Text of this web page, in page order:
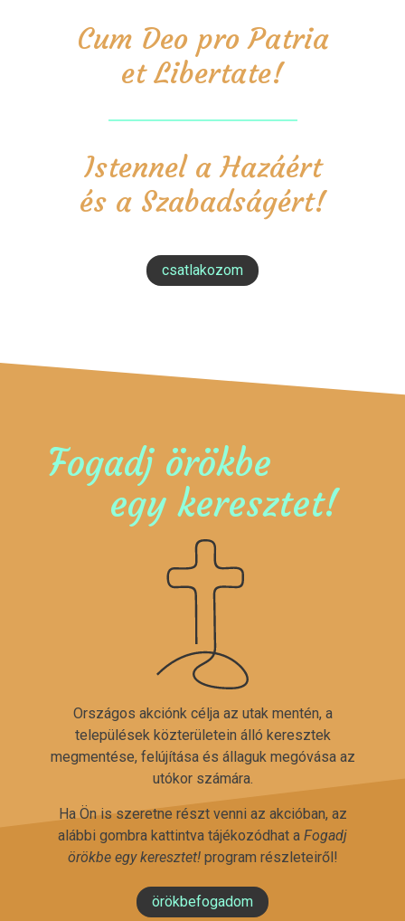
Cum Deo pro Patria
et Libertate!
Istennel a Hazáért
és a Szabadságért!
csatlakozom
Fogadj örökbe
egy keresztet!
Országos akciónk célja az utak mentén, a
települések közterületein álló keresztek
megmentése, felújítása és állaguk megóvása az
utókor számára.
Ha Ön is szeretne részt venni az akcióban, az
alábbi gombra kattintva tájékozódhat a Fogadj
örökbe egy keresztet!program részleteiről!
örökbefogadom